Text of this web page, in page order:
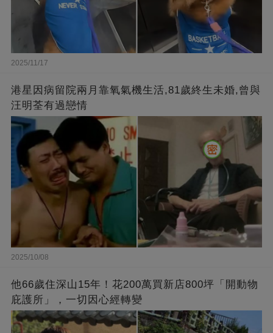
2025/11/17
港星因病留院兩月靠氧氣機生活,81歲終生未婚,曾與
汪明荃有過戀情
2025/10/08
他66歲住深山15年！花200萬買新店800坪「開動物
庇護所」，一切因心經轉變